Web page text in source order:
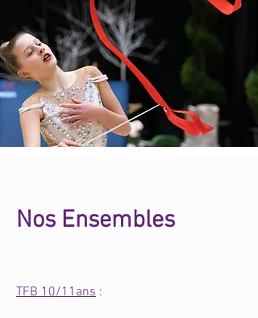
Nos Ensembles
TFB 10/11ans :